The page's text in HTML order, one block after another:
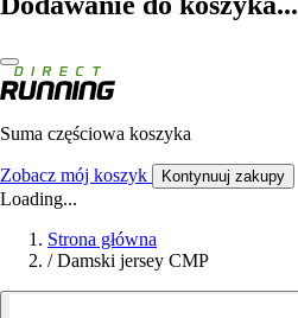
Suma częściowa koszyka
Zobacz mój koszyk Kontynuuj zakupy
Loading...
Strona główna
/ Damski jersey CMP